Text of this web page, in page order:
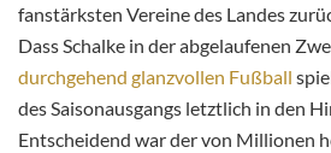
fanstärksten Vereine des Landes
Dass Schalke in der abgelaufenen
durchgehend glanzvollen Fußball
des Saisonausgangs letztlich in den
Entscheidend war der von Millionen